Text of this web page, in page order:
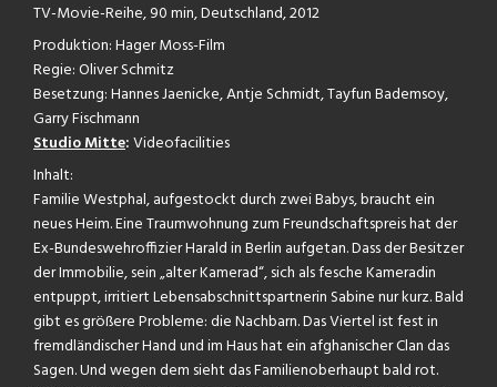
TV-Movie-Reihe, 90 min, Deutschland, 2012
Produktion: Hager Moss-Film
Regie: Oliver Schmitz
Besetzung: Hannes Jaenicke, Antje Schmidt, Tayfun Bademsoy,
Garry Fischmann
Studio Mitte:Videofacilities
Inhalt:
Familie Westphal, aufgestockt durch zwei Babys, braucht ein
neues Heim. Eine Traumwohnung zum Freundschaftspreis hat der
Ex-Bundeswehroffizier Harald in Berlin aufgetan. Dass der Besitzer
der Immobilie, sein „alter Kamerad“, sich als fesche Kameradin
entpuppt, irritiert Lebensabschnittspartnerin Sabine nur kurz. Bald
gibt es größere Probleme: die Nachbarn. Das Viertel ist fest in
fremdländischer Hand und im Haus hat ein afghanischer Clan das
Sagen. Und wegen dem sieht das Familienoberhaupt bald rot.